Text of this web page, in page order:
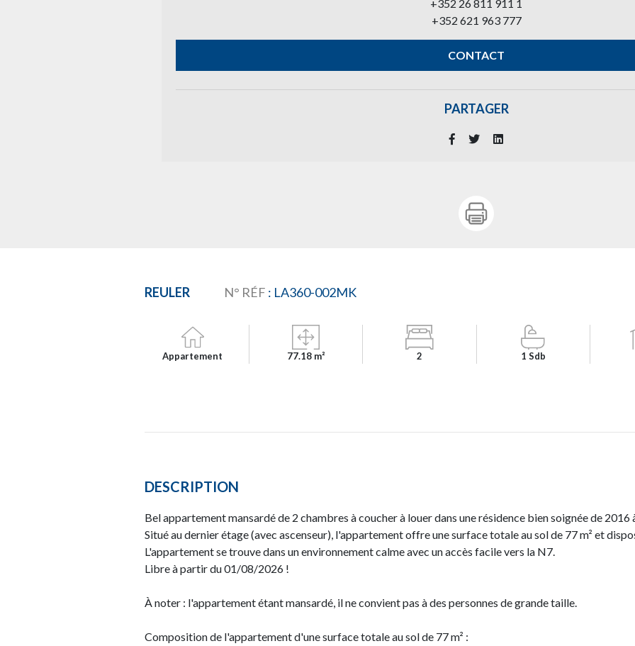
+352 26 811 911 1
+352 621 963 777
CONTACT
PARTAGER
REULER N° RÉF : LA360-002MK
Appartement 77.18 m² 2 1 Sdb
DESCRIPTION
Bel appartement mansardé de 2 chambres à coucher à louer dans une résidence bien soignée de 2016
Situé au dernier étage (avec ascenseur), l'appartement offre une surface totale au sol de 77 m² et
L'appartement se trouve dans un environnement calme avec un accès facile vers la N7.
Libre à partir du 01/08/2026 !
À noter : l'appartement étant mansardé, il ne convient pas à des personnes de grande taille.
Composition de l'appartement d'une surface totale au sol de 77 m² :